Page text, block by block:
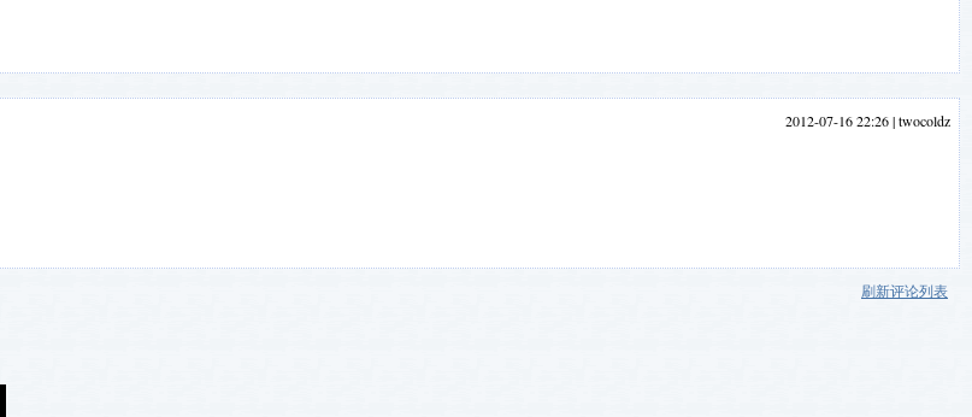
2012-07-16 22:26 |twocoldz
刷新评论列表